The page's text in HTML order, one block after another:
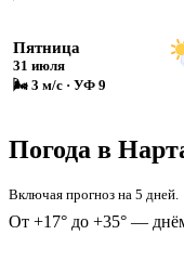
Пятница
31 июля
🌬 3 м/с · УФ 9
Погода в
Включая прогноз на 5 дней.
От +17° до +35° —